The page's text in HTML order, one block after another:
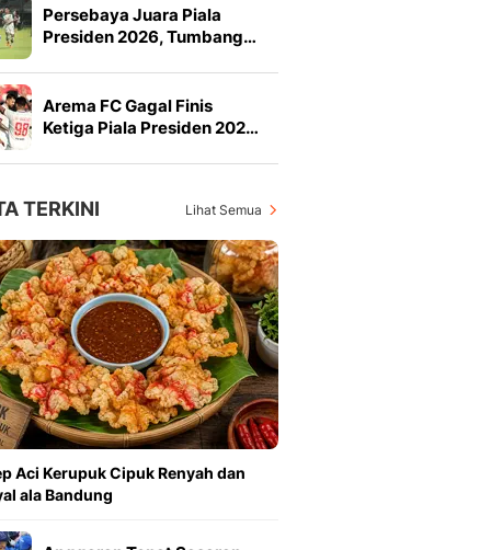
Persebaya Juara Piala
Presiden 2026, Tumbang…
Arema FC Gagal Finis
Ketiga Piala Presiden 202…
TERKINI Lihat Semua
Aci Kerupuk Cipuk Renyah dan
ala Bandung